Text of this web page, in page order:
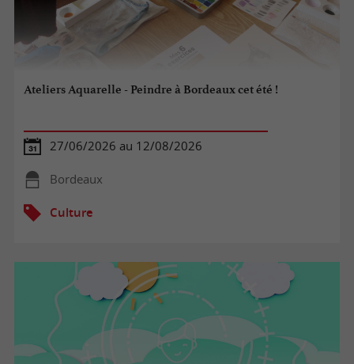
Ateliers Aquarelle - Peindre à Bordeaux cet été !
27/06/2026 au 12/08/2026
Bordeaux
Culture